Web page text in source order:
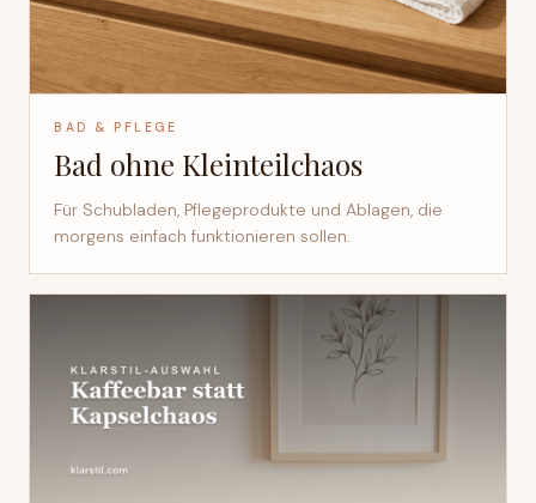
BAD & PFLEGE
Bad ohne Kleinteilchaos
Für Schubladen, Pflegeprodukte und Ablagen, die
morgens einfach funktionieren sollen.